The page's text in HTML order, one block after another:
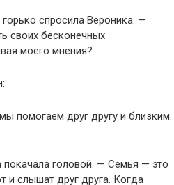
спросила Вероника. —
своих бесконечных
моего мнения?
помогаем друг другу и близким.
головой. — Семья — это
и слышат друг друга. Когда